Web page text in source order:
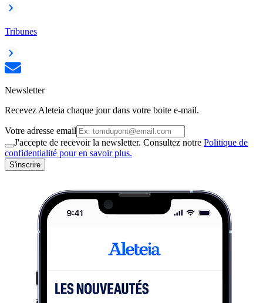
Tribunes
Newsletter
Recevez Aleteia chaque jour dans votre boite e-mail.
Votre adresse email
J'accepte de recevoir la newsletter. Consultez notre Politique de
confidentialité pour en savoir plus.
S'inscrire